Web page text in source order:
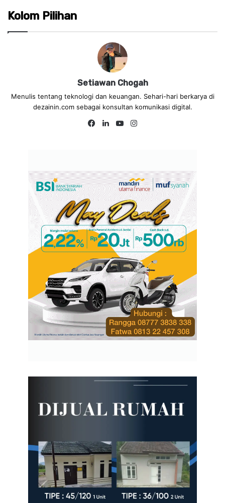
Kolom Pilihan
Setiawan Chogah
Menulis tentang teknologi dan keuangan. Sehari-hari berkarya di
dezainin.com sebagai konsultan komunikasi digital.
Fa
Lin
Yo